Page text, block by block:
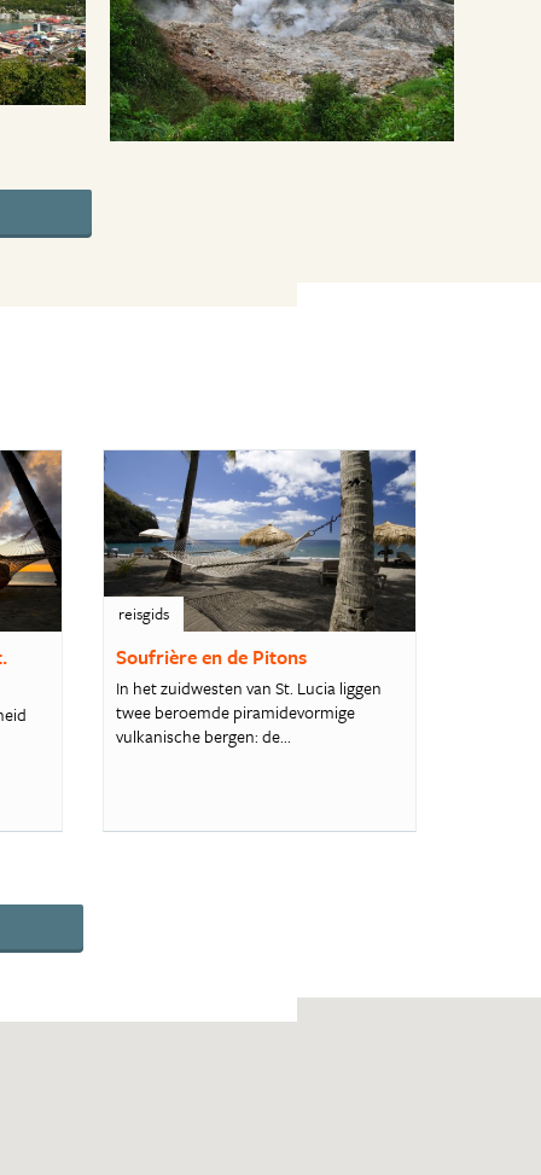
reisgids
Soufrière en de Pitons
In het zuidwesten van St. Lucia liggen
twee beroemde piramidevormige
vulkanische bergen: de...